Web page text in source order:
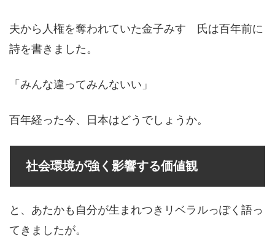
夫から人権を奪われていた金子みすゞ氏は百年前に
詩を書きました。
「みんな違ってみんないい」
百年経った今、日本はどうでしょうか。
社会環境が強く影響する価値観
と、あたかも自分が生まれつきリベラルっぽく語っ
てきましたが。